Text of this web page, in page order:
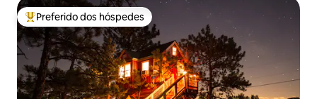
Entre os melhores preferidos dos hóspedes
Preferido dos hóspedes